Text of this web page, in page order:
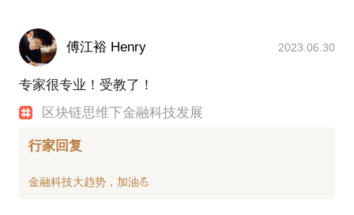
傅江裕 Henry 2023.06.30
专家很专业！受教了！
区块链思维下金融科技发展
行家回复